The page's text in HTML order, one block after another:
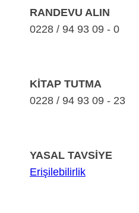
RANDEVU ALIN
0228 / 94 93 09 - 0
KİTAP TUTMA
0228 / 94 93 09 - 23
YASAL TAVSİYE
Erişilebilirlik